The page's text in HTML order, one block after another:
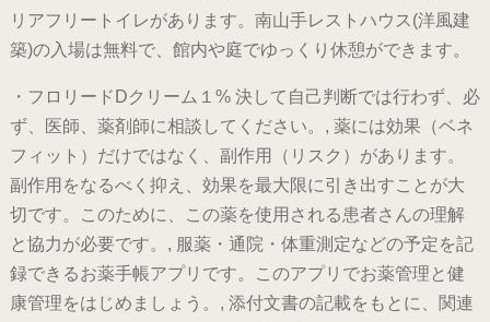
リアフリートイレがあります。南山手レストハウス(洋風建
築)の入場は無料で、館内や庭でゆっくり休憩ができます。
・フロリードDクリーム１% 決して自己判断では行わず、必
ず、医師、薬剤師に相談してください。, 薬には効果（ベネ
フィット）だけではなく、副作用（リスク）があります。
副作用をなるべく抑え、効果を最大限に引き出すことが大
切です。このために、この薬を使用される患者さんの理解
と協力が必要です。, 服薬・通院・体重測定などの予定を記
録できるお薬手帳アプリです。このアプリでお薬管理と健
康管理をはじめましょう。, 添付文書の記載をもとに、関連